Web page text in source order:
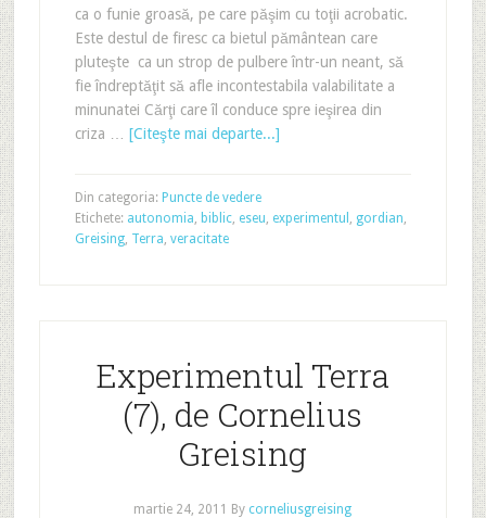
ca o funie groasă, pe care păşim cu toţii acrobatic.
Este destul de firesc ca bietul pământean care
pluteşte ca un strop de pulbere într-un neant, să
fie îndreptăţit să afle incontestabila valabilitate a
minunatei Cărţi care îl conduce spre ieşirea din
criza … [Citeşte mai departe...]
Din categoria: Puncte de vedere
Etichete: autonomia, biblic, eseu, experimentul , gordian,
Greising, Terra, veracitate
Experimentul Terra
(7), de Cornelius
Greising
martie 24, 2011 By corneliusgreising